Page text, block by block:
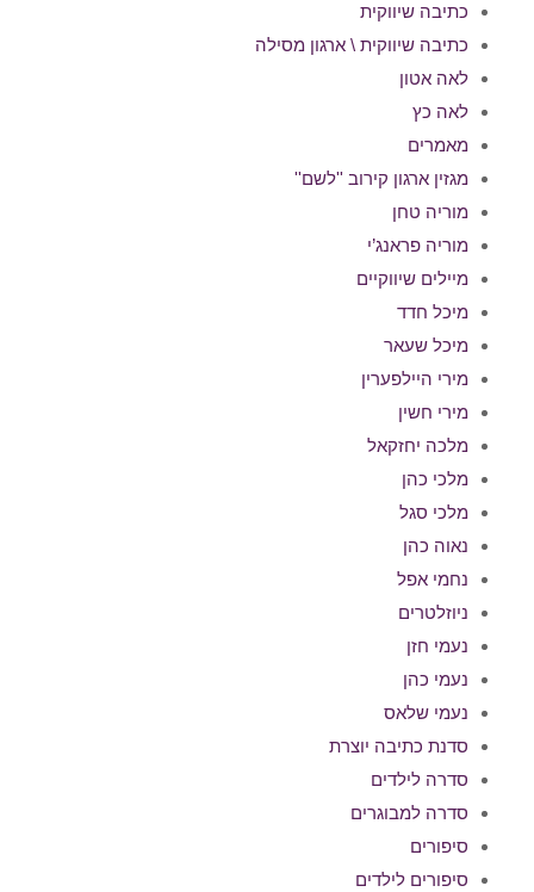
כתיבה שיווקית
כתיבה שיווקית \ ארגון מסילה
לאה אטון
לאה כץ
מאמרים
מגזין ארגון קירוב ''לשם''
מוריה טחן
מוריה פראנג’י
מיילים שיווקיים
מיכל חדד
מיכל שעאר
מירי היילפערין
מירי חשין
מלכה יחזקאל
מלכי כהן
מלכי סגל
נאוה כהן
נחמי אפל
ניוזלטרים
נעמי חזן
נעמי כהן
נעמי שלאס
סדנת כתיבה יוצרת
סדרה לילדים
סדרה למבוגרים
סיפורים
סיפורים לילדים